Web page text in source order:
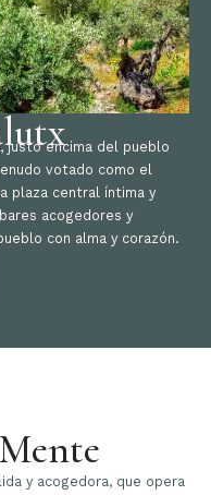
justo encima del pueblo
votado como el
plaza central íntima y
acogedores y
con alma y corazón.
y acogedora, que opera